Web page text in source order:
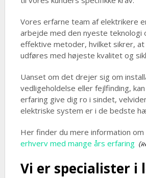
Vores erfarne team af elektrikere
arbejde med den nyeste teknologi
effektive metoder, hvilket sikrer,
udføres med højeste kvalitet og
Uanset om det drejer sig om
vedligeholdelse eller fejlfinding,
erfaring give dig ro i sindet,
elektriske system er i de bedste
Her finder du mere information om
erhverv med mange års erfaring
Vi er specialister i